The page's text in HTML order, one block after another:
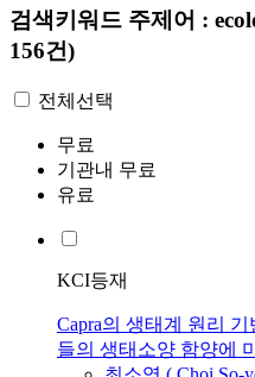
검색키워드 주제어 :
156건)
전체선택
무료
기관내 무료
유료
KCI등재
Capra의 생태계 원리
들의 생태소양 함양에